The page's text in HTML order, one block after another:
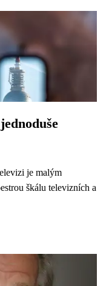
je malým
škálu televizních a